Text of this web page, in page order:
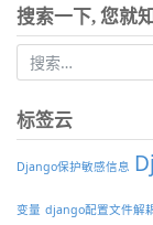
搜索一下, 您就
标签云
Django保护敏感信息
变量 django配置文件解